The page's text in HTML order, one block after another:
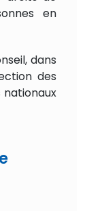
en
dans
des
nationaux